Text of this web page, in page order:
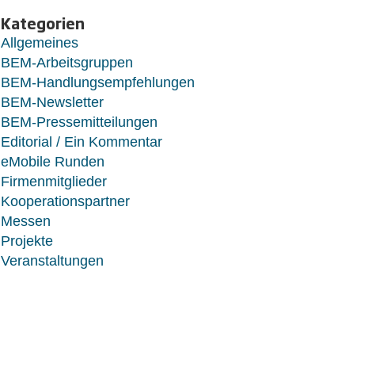
Kategorien
Allgemeines
BEM-Arbeitsgruppen
BEM-Handlungsempfehlungen
BEM-Newsletter
BEM-Pressemitteilungen
Editorial / Ein Kommentar
eMobile Runden
Firmenmitglieder
Kooperationspartner
Messen
Projekte
Veranstaltungen